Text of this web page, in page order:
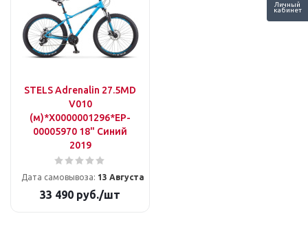
Личный
кабинет
STELS Adrenalin 27.5MD
V010
(м)*X0000001296*EP-
00005970 18" Синий
2019
Дата самовывоза: 13 Августа
33 490 руб./шт